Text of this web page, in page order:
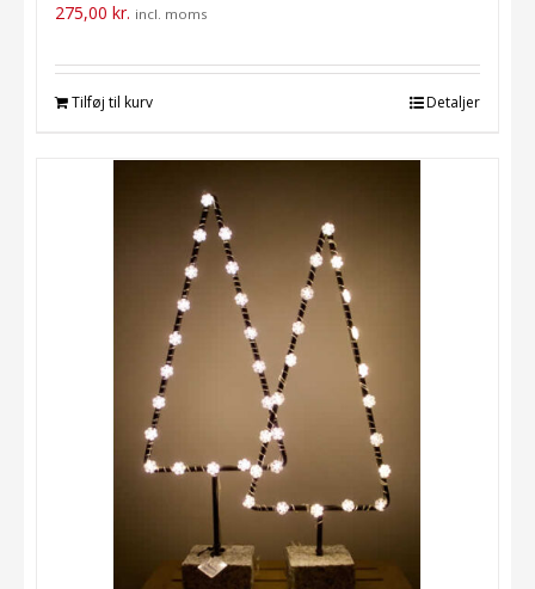
275,00 kr. incl. moms
Tilføj til kurv Detaljer